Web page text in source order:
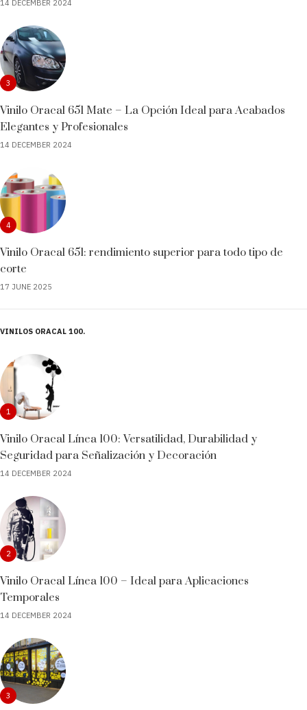
14 DECEMBER 2024
3
Vinilo Oracal 651 Mate – La Opción Ideal para Acabados
Elegantes y Profesionales
14 DECEMBER 2024
4
Vinilo Oracal 651: rendimiento superior para todo tipo de
corte
17 JUNE 2025
VINILOS ORACAL 100
1
Vinilo Oracal Línea 100: Versatilidad, Durabilidad y
Seguridad para Señalización y Decoración
14 DECEMBER 2024
2
Vinilo Oracal Línea 100 – Ideal para Aplicaciones
Temporales
14 DECEMBER 2024
3